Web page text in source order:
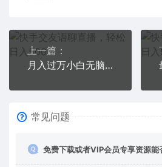
上一篇：
月入过万小白无脑操作QQ小世界广告共享计划
常见问题
免费下载或者VIP会员专享资源能